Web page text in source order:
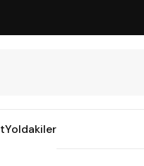
Yoldakiler